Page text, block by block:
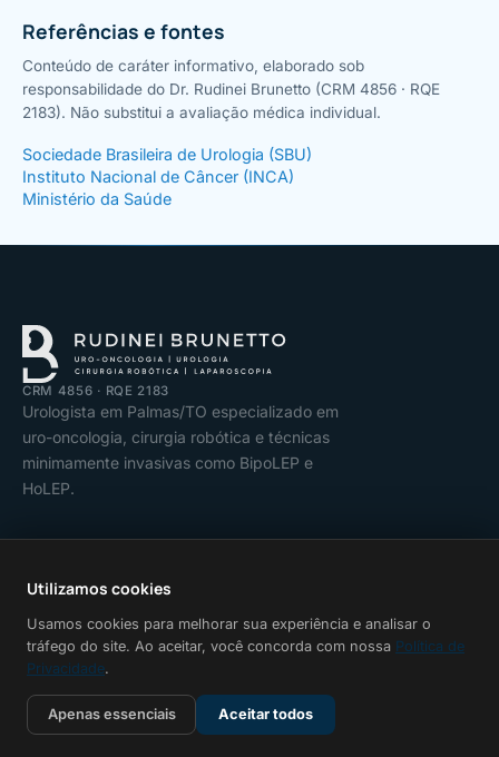
Referências e fontes
Conteúdo de caráter informativo, elaborado sob
responsabilidade do Dr. Rudinei Brunetto (CRM 4856 · RQE
2183). Não substitui a avaliação médica individual.
Sociedade Brasileira de Urologia (SBU)
Instituto Nacional de Câncer (INCA)
Ministério da Saúde
CRM 4856 · RQE 2183
Urologista em Palmas/TO especializado em
uro-oncologia, cirurgia robótica e técnicas
minimamente invasivas como BipoLEP e
HoLEP.
Utilizamos cookies
Usamos cookies para melhorar sua experiência e analisar o
tráfego do site. Ao aceitar, você concorda com nossa Política de
Privacidade.
Apenas essenciais Aceitar todos